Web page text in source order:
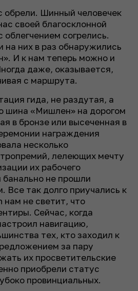
обрели. Шинный человечек
своей благосклонной
согрелись.
на них в раз обнаружились
И к нам теперь можно и
даже, оказывается,
с маршрута.
гида, не раздутая, а
шина «Мишлен» на дорогом
в бронзе или высеченная в
награждения
несколько
лелеющих мечту
их рабочего
не прошли
Все так долго приучались к
не светит, что
Сейчас, когда
навигацию,
тех, кто заходил к
за пару
их просветительские
приобрели статус
провинциальных.